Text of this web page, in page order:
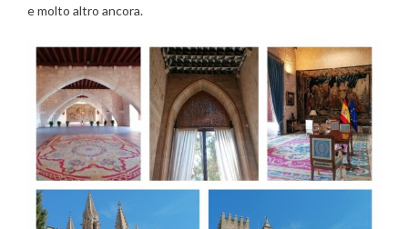
e molto altro ancora.